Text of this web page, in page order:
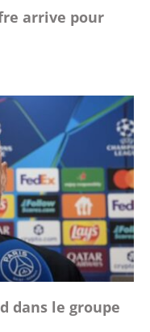
arrive pour
dans le groupe